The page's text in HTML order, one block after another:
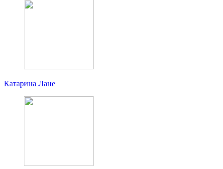
Катарина Лане